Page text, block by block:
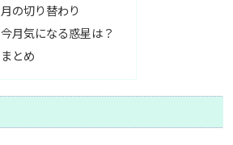
月の切り替わり
今月気になる惑星は？
まとめ